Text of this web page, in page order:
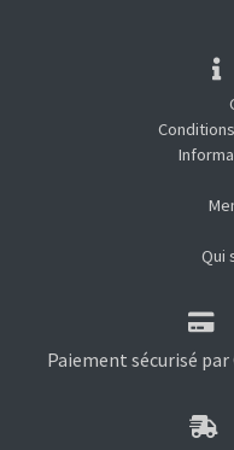
Qui
Paiement sécurisé par